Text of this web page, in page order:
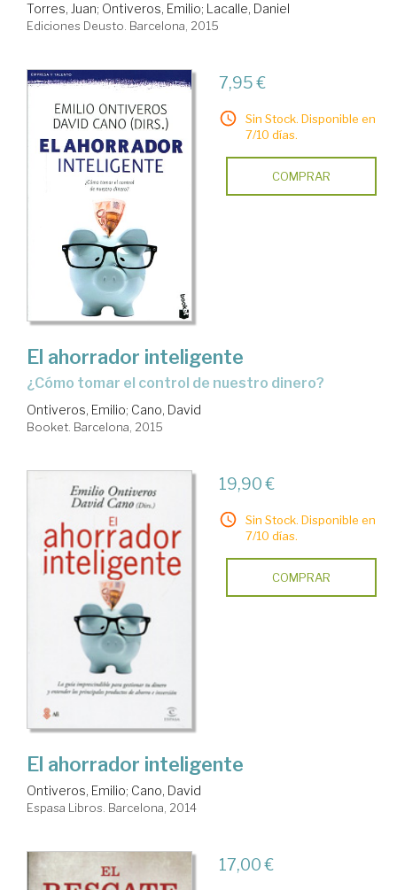
Torres, Juan; Ontiveros, Emilio; Lacalle, Daniel
Ediciones Deusto. Barcelona, 2015
7,95 €
Sin Stock. Disponible en
7/10 días.
COMPRAR
El ahorrador inteligente
¿cómo tomar el control de nuestro dinero?
Ontiveros, Emilio; Cano, David
Booket. Barcelona, 2015
19,90 €
Sin Stock. Disponible en
7/10 días.
COMPRAR
El ahorrador inteligente
Ontiveros, Emilio; Cano, David
Espasa Libros. Barcelona, 2014
17,00 €